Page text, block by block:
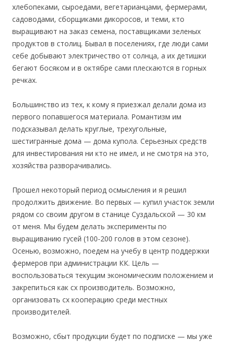
хлебопеками, сыроедами, вегетарианцами, фермерами,
садоводами, сборщиками дикоросов, и теми, кто
выращивают на заказ семена, поставщиками зеленых
продуктов в столиц. Бывал в поселениях, где люди сами
себе добывают электричество от солнца, а их детишки
бегают босяком и в октябре сами плескаются в горных
речках.
Большинство из тех, к кому я приезжал делали дома из
первого попавшегося материала. Романтизм им
подсказывал делать круглые, трехугольные,
шестигранные дома — дома купола. Серьезных средств
для инвестирования ни кто не имел, и не смотря на это,
хозяйства разворачивались.
Прошел некоторый период осмысления и я решил
продолжить движение. Во первых — купил участок земли
рядом со своим другом в станице Суздальской — 30 км
от меня. Мы будем делать эксперименты по
выращиванию гусей (100-200 голов в этом сезоне).
Осенью, возможно, поедем на учебу в центр поддержки
фермеров при администрации КК. Цель —
воспользоваться текущим экономическим положением и
закрепиться как сх производитель. Возможно,
организовать сх кооперацию среди местных
производителей.
Возможно, сбыт продукции будет по подписке — мы уже